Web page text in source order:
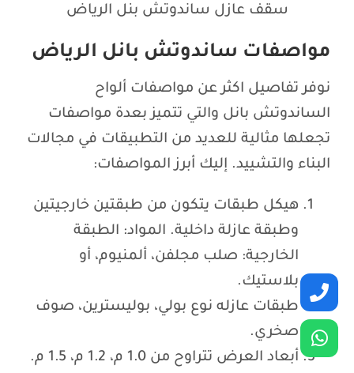
سقف عازل ساندوتش بنل الرياض
مواصفات ساندوتش بانل الرياض
نوفر تفاصيل اكثر عن مواصفات ألواح
الساندوتش بانل والتي تتميز بعدة مواصفات
تجعلها مثالية للعديد من التطبيقات في مجالات
البناء والتشييد. إليك أبرز المواصفات:
هيكل طبقات يتكون من طبقتين خارجيتين
وطبقة عازلة داخلية. المواد: الطبقة
الخارجية: صلب مجلفن، ألمنيوم، أو
بلاستيك.
طبقات عازله نوع بولي، بوليسترين، صوف
صخري.
أبعاد العرض تتراوح من 1.0 م، 1.2 م، 1.5 م.